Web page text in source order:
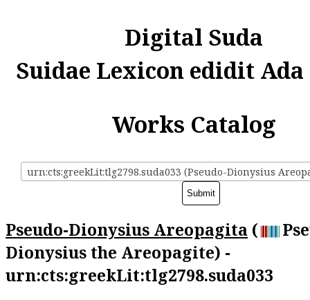
Digital Suda
Suidae Lexicon edidit
Works Catalog
urn:cts:greekLit:tlg2798.suda033 (Pseudo-Dionysius
Pseudo-Dionysius Areopagita (
Dionysius the Areopagite) -
urn:cts:greekLit:tlg2798.suda033